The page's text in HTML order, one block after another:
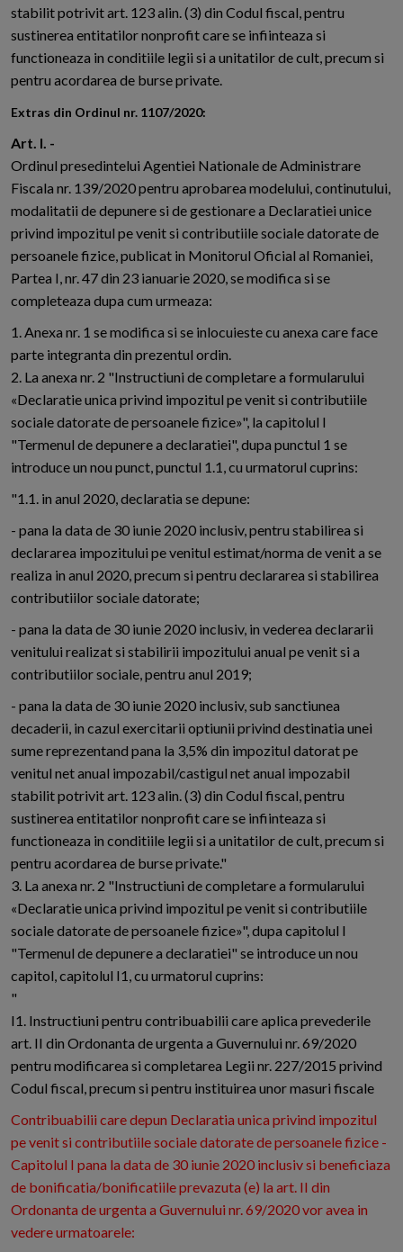
stabilit potrivit art. 123 alin. (3) din Codul fiscal, pentru
sustinerea entitatilor nonprofit care se infiinteaza si
functioneaza in conditiile legii si a unitatilor de cult, precum si
pentru acordarea de burse private.
Extras din Ordinul nr. 1107/2020:
Art. I. -
Ordinul presedintelui Agentiei Nationale de Administrare
Fiscala nr. 139/2020 pentru aprobarea modelului, continutului,
modalitatii de depunere si de gestionare a Declaratiei unice
privind impozitul pe venit si contributiile sociale datorate de
persoanele fizice, publicat in Monitorul Oficial al Romaniei,
Partea I, nr. 47 din 23 ianuarie 2020, se modifica si se
completeaza dupa cum urmeaza:
1. Anexa nr. 1 se modifica si se inlocuieste cu anexa care face
parte integranta din prezentul ordin.
2. La anexa nr. 2 "Instructiuni de completare a formularului
«Declaratie unica privind impozitul pe venit si contributiile
sociale datorate de persoanele fizice»", la capitolul I
"Termenul de depunere a declaratiei", dupa punctul 1 se
introduce un nou punct, punctul 1.1, cu urmatorul cuprins:
"1.1. in anul 2020, declaratia se depune:
- pana la data de 30 iunie 2020 inclusiv, pentru stabilirea si
declararea impozitului pe venitul estimat/norma de venit a se
realiza in anul 2020, precum si pentru declararea si stabilirea
contributiilor sociale datorate;
- pana la data de 30 iunie 2020 inclusiv, in vederea declararii
venitului realizat si stabilirii impozitului anual pe venit si a
contributiilor sociale, pentru anul 2019;
- pana la data de 30 iunie 2020 inclusiv, sub sanctiunea
decaderii, in cazul exercitarii optiunii privind destinatia unei
sume reprezentand pana la 3,5% din impozitul datorat pe
venitul net anual impozabil/castigul net anual impozabil
stabilit potrivit art. 123 alin. (3) din Codul fiscal, pentru
sustinerea entitatilor nonprofit care se infiinteaza si
functioneaza in conditiile legii si a unitatilor de cult, precum si
pentru acordarea de burse private."
3. La anexa nr. 2 "Instructiuni de completare a formularului
«Declaratie unica privind impozitul pe venit si contributiile
sociale datorate de persoanele fizice»", dupa capitolul I
"Termenul de depunere a declaratiei" se introduce un nou
capitol, capitolul I1, cu urmatorul cuprins:
"
I1. Instructiuni pentru contribuabilii care aplica prevederile
art. II din Ordonanta de urgenta a Guvernului nr. 69/2020
pentru modificarea si completarea Legii nr. 227/2015 privind
Codul fiscal, precum si pentru instituirea unor masuri fiscale
Contribuabilii care depun Declaratia unica privind impozitul
pe venit si contributiile sociale datorate de persoanele fizice -
Capitolul I pana la data de 30 iunie 2020 inclusiv si beneficiaza
de bonificatia/bonificatiile prevazuta (e) la art. II din
Ordonanta de urgenta a Guvernului nr. 69/2020 vor avea in
vedere urmatoarele: